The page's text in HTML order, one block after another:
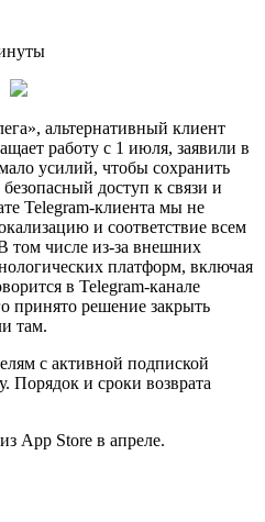
альтернативный клиент
работу с 1 июля, заявили в
усилий, чтобы сохранить
доступ к связи и
Telegram-клиента мы не
и соответствие всем
том числе из-за внешних
платформ, включая
в Telegram-канале
принято решение закрыть
там.
с активной подпиской
Порядок и сроки возврата
App Store в апреле.